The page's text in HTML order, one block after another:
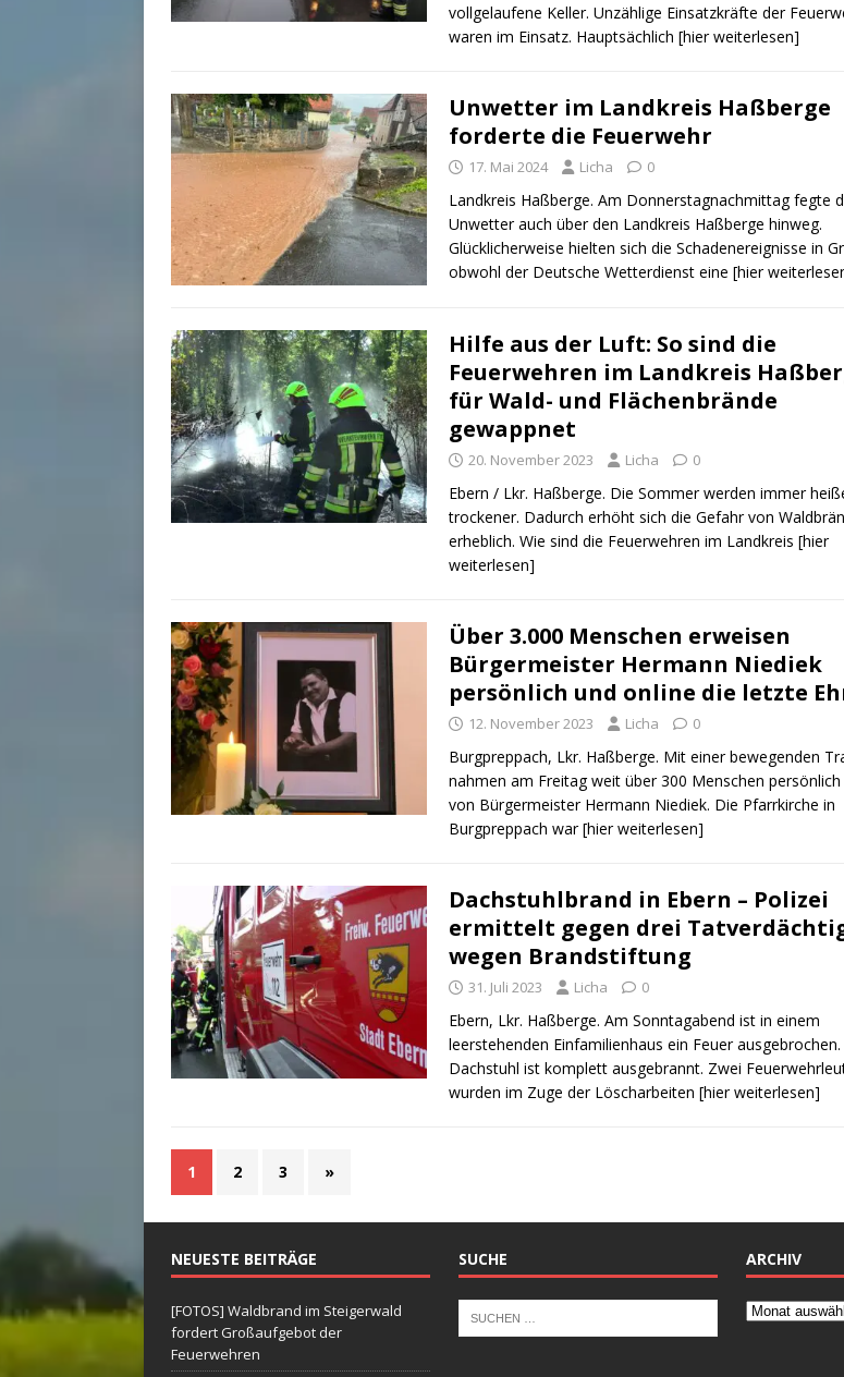
vollgelaufene Keller. Unzählige Einsatzkräfte der
waren im Einsatz. Hauptsächlich [hier weiterlesen]
Unwetter im Landkreis Haßberge
forderte die Feuerwehr
17. Mai 2024 Licha 0
Landkreis Haßberge. Am Donnerstagnachmittag fegte
Unwetter auch über den Landkreis Haßberge hinweg.
Glücklicherweise hielten sich die Schadenereignisse in
obwohl der Deutsche Wetterdienst eine [hier
Hilfe aus der Luft: So sind die
Feuerwehren im Landkreis
für Wald- und Flächenbrände
gewappnet
20. November 2023 Licha 0
Ebern / Lkr. Haßberge. Die Sommer werden immer
trockener. Dadurch erhöht sich die Gefahr von
erheblich. Wie sind die Feuerwehren im Landkreis [hier
weiterlesen]
Über 3.000 Menschen erweisen
Bürgermeister Hermann Niediek
persönlich und online die letzte
12. November 2023 Licha 0
Burgpreppach, Lkr. Haßberge. Mit einer bewegenden
nahmen am Freitag weit über 300 Menschen persönlich
von Bürgermeister Hermann Niediek. Die Pfarrkirche in
Burgpreppach war[hier weiterlesen]
Dachstuhlbrand in Ebern – Polizei
ermittelt gegen drei
wegen Brandstiftung
31. Juli 2023 Licha 0
Ebern, Lkr. Haßberge. Am Sonntagabend ist in einem
leerstehenden Einfamilienhaus ein Feuer
Dachstuhl ist komplett ausgebrannt. Zwei
wurden im Zuge der Löscharbeiten [hier weiterlesen]
1 2 3 »
NEUESTE BEITRÄGE
[FOTOS] Waldbrand im Steigerwald
fordert Großaufgebot der
Feuerwehren
SUCHE ARCHIV